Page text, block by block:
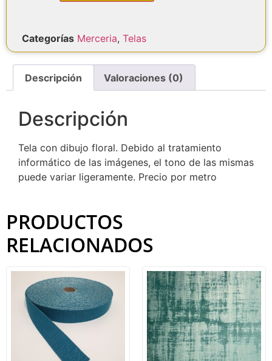
Categorías Merceria, Telas
Descripción Valoraciones (0)
Descripción
Tela con dibujo floral. Debido al tratamiento
informático de las imágenes, el tono de las mismas
puede variar ligeramente. Precio por metro
PRODUCTOS
RELACIONADOS